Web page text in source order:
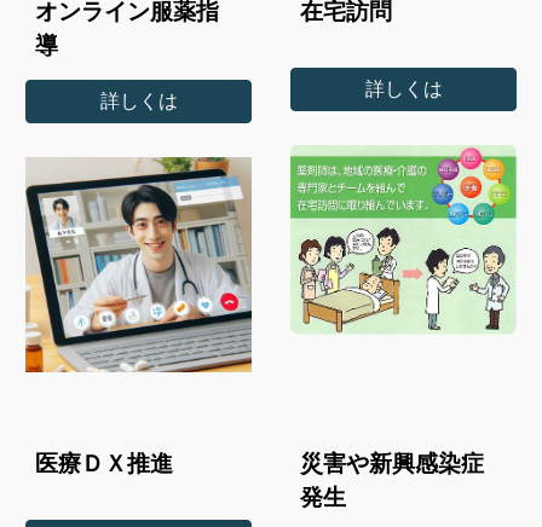
オンライン服薬指
導
詳しくは
在宅訪問
詳しくは
医療ＤＸ推進
災害や新興感染症
発生